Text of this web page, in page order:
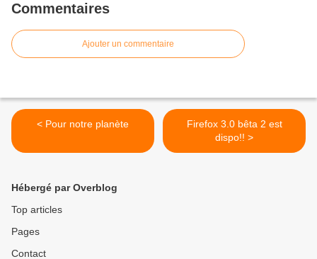
Commentaires
Ajouter un commentaire
< Pour notre planète
Firefox 3.0 bêta 2 est
dispo!! >
Hébergé par Overblog
Top articles
Pages
Contact